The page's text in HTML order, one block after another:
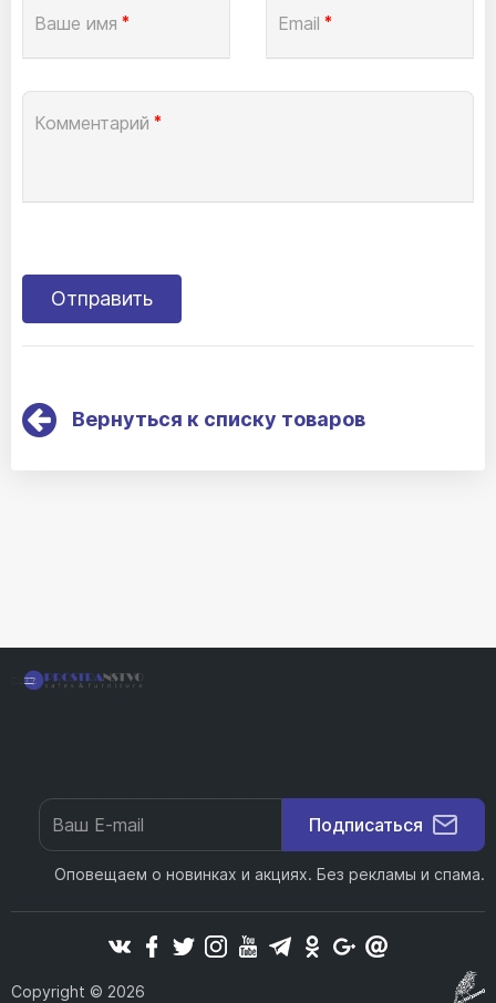
Ваше имя * Email *
Комментарий *
Вернуться к списку товаров
Подписаться
Оповещаем о новинках и акциях. Без рекламы и спама.
Copyright © 2026